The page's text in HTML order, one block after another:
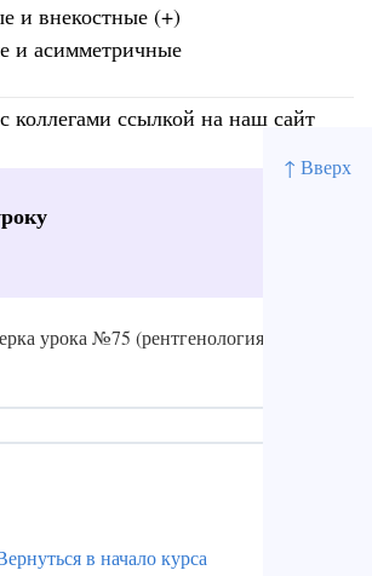
↑ Вверх
и внекостные (+)
и асимметричные
коллегами ссылкой на наш сайт
урока №75 (рентгенология для
в начало курса